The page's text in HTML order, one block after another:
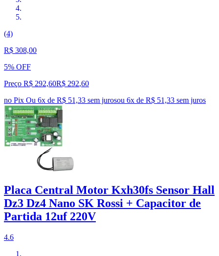
(4)
R$ 308,00
5% OFF
Preço R$ 292,60R$ 292,60
no Pix Ou 6x de R$ 51,33 sem jurosou 6x de R$ 51,33 sem juros
Placa Central Motor Kxh30fs Sensor Hall
Dz3 Dz4 Nano SK Rossi + Capacitor de
Partida 12uf 220V
4.6